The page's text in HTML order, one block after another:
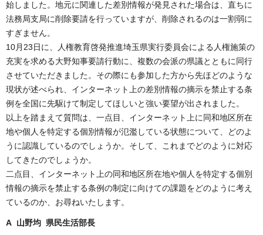
始しました。地元に関連した差別情報が発見された場合は、直ちに
法務局支局に削除要請を行っていますが、削除されるのは一割弱に
すぎません。
10月23日に、人権教育啓発推進埼玉県実行委員会による人権施策の
充実を求める大野知事要請行動に、複数の会派の県議とともに同行
させていただきました。その際にも参加した方から先ほどのような
現状が述べられ、インターネット上の差別情報の摘示を禁止する条
例を全国に先駆けて制定してほしいと強い要望が出されました。
以上を踏まえて質問は、一点目、インターネット上に同和地区所在
地や個人を特定する個別情報が氾濫している状態について、どのよ
うに認識しているのでしょうか。そして、これまでどのように対応
してきたのでしょうか。
二点目、インターネット上の同和地区所在地や個人を特定する個別
情報の摘示を禁止する条例の制定に向けての課題をどのように考え
ているのか、お尋ねいたします。
A 山野均 県民生活部長